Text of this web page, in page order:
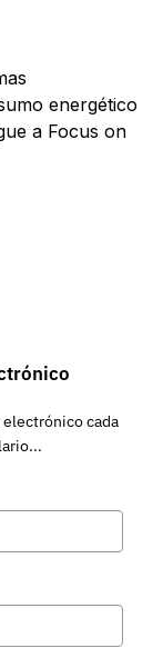
energético
a Focus on
cada